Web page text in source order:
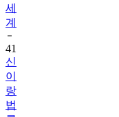
세
계
41
신
이
랑
법